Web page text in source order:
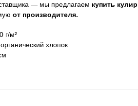
— мы предлагаем купить
от производителя.
г/м²
хлопок